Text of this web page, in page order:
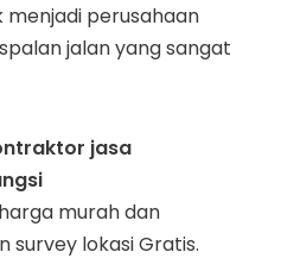
perusahaan
jalan yang sangat
jasa
murah dan
survey lokasi Gratis.